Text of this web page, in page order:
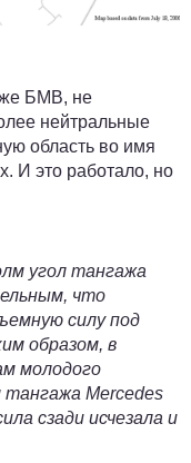
БМВ, не
нейтральные
область во имя
И это работало, но
угол тангажа
что
силу под
образом, в
молодого
тангажа Mercedes
сзади исчезала и